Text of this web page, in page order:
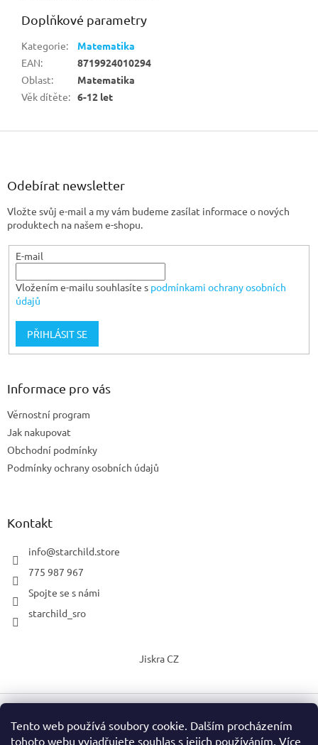
Tento web používá soubory cookie. Dalším procházením
tohoto webu vyjadřujete souhlas s jejich používáním. Více
Doplňkové parametry
Kategorie:
Matematika
EAN:
8719924010294
Oblast:
Matematika
Věk dítěte: 6-12 let
Z
Odebírat newsletter
Vložte svůj e-mail a my vám budeme zasílat informace o nových
produktech na našem e-shopu.
E-mail
Vložením e-mailu souhlasíte s podmínkami ochrany osobních
údajů
PŘIHLÁSIT SE
Informace pro vás
Věrnostní program
Jak nakupovat
Obchodní podmínky
Podmínky ochrany osobních údajů
Kontakt
info@starchild.store
775 987 967
Spojte se s námi
starchild_sro
Jiskra CZ
Vytvořil Shoptet